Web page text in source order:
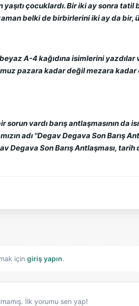
çocuklardı. Bir iki ay sonra tatil
belki de birbirlerini iki ay da
A-4 kağıdına isimlerini yazdılar
pazara kadar değil mezara
vardı barış antlaşmasının da
adı ''Degav Degava Son Barış
Degava Son Barış Antlaşması,
için giriş yapın.
İlk yorumu sen yap!